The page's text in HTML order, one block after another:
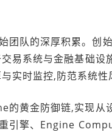
队的深厚积累。创
易系统与金融基础设
实时监控,防范系统
的黄金防御链,实现
引擎、Engine